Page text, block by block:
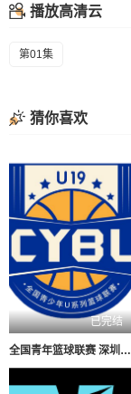
播放高清云
第01集
猜你喜欢
已完结
全国青年篮球联赛 深圳新世纪83-72北京首钢20260804